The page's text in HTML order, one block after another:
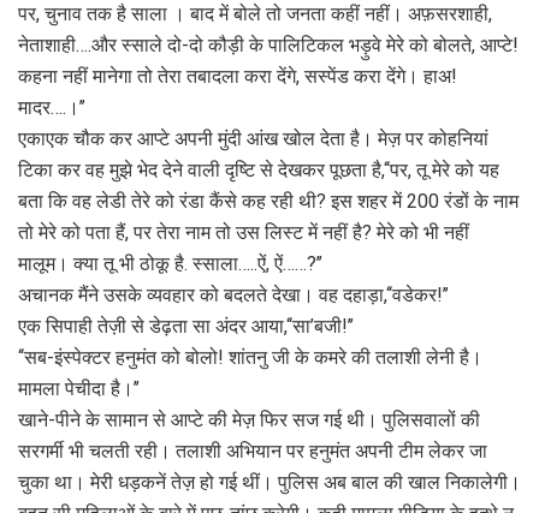
पर, चुनाव तक है साला । बाद में बोले तो जनता कहीं नहीं। अफ़सरशाही,
नेताशाही….और स्साले दो-दो कौड़ी के पालिटिकल भड़ुवे मेरे को बोलते, आप्टे!
कहना नहीं मानेगा तो तेरा तबादला करा देंगे, सस्पेंड करा देंगे। हाअ!
मादर….।’’
एकाएक चौक कर आप्टे अपनी मुंदी आंख खोल देता है। मेज़ पर कोहनियां
टिका कर वह मुझे भेद देने वाली दृष्टि से देखकर पूछता है,‘‘पर, तू मेरे को यह
बता कि वह लेडी तेरे को रंडा कैंसे कह रही थी? इस शहर में 200 रंडों के नाम
तो मेरे को पता हैं, पर तेरा नाम तो उस लिस्ट में नहीं है? मेरे को भी नहीं
मालूम। क्या तू भी ठोकू है. स्साला…..ऐं, ऐं……?’’
अचानक मैंने उसके व्यवहार को बदलते देखा। वह दहाड़ा,‘‘वडेकर!’’
एक सिपाही तेज़ी से डेढ़ता सा अंदर आया,‘‘सा’बजी!’’
‘‘सब-इंस्पेक्टर हनुमंत को बोलो! शांतनु जी के कमरे की तलाशी लेनी है।
मामला पेचीदा है।’’
खाने-पीने के सामान से आप्टे की मेज़ फिर सज गई थी। पुलिसवालों की
सरगर्मी भी चलती रही। तलाशी अभियान पर हनुमंत अपनी टीम लेकर जा
चुका था। मेरी धड़कनें तेज़ हो गई थीं। पुलिस अब बाल की खाल निकालेगी।